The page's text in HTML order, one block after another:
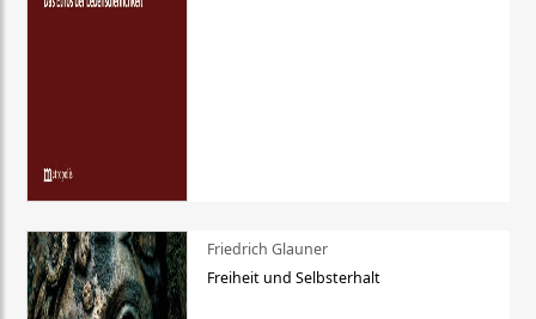
Friedrich Glauner
Freiheit und Selbsterhalt